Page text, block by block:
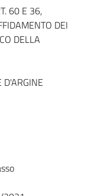
60 E 36,
DEI
DELLA
D'ARGINE